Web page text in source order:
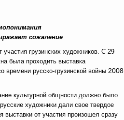
сожаление
грузинских художников. С 29
была проходить выставка
времени русско-грузинской войны 2008
культурной общности должно было
художники дали свое твердое
выставки от участия произошел сразу